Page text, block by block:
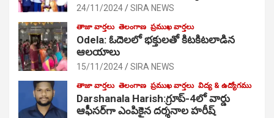
24/11/2024 SIRA NEWS
తాజా వార్తలు తెలంగాణ ప్రముఖ వార్తలు
Odela: ఓదెల‌లో భక్తులతో కిటకిటలాడిన
ఆల‌యాలు
15/11/2024 SIRA NEWS
తాజా వార్తలు తెలంగాణ ప్రముఖ వార్తలు విద్య & ఉద్యోగము
Darshanala Harish:గ్రూప్-4లో వార్డు
ఆఫీసర్‌గా ఎంపికైన దర్శనాల హరీష్